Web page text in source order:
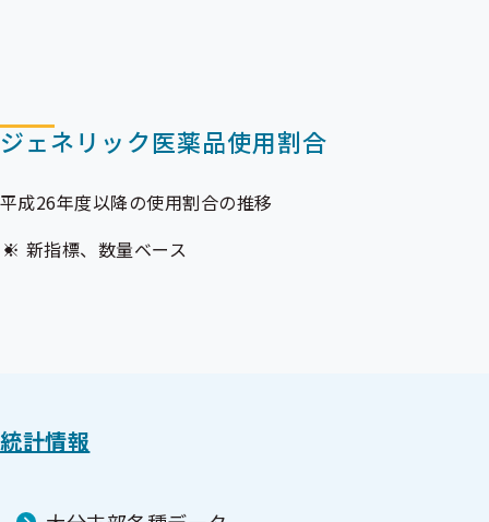
ジェネリック医薬品使用割合
平成26年度以降の使用割合の推移
新指標、数量ベース
統計情報